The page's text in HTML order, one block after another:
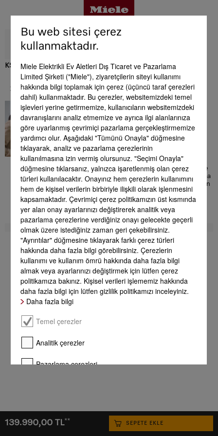
Avantajlar
Ürün detayları
Aksesuar
Servis & Destek
Yan yana kombinasyon
139.990,00 TL** SEPETE EKLE
KS 4383 DD
Servis & Destek
İyi bir his
Burada size Miele ürünleriyle
bağlantılı olarak yardımcı
olabilecek kapsamlı bilgiler
bulabilirsiniz. Ön aşamadaki
satın alma danışmanlığından,
cihazın evinizdeki kurulumuna
kadar uzanan kapsamlı çerçeve
teklif veya mükemmel kullanıma
ilişkin detaylı bilgiler. Her zaman
yanınızdayız - hizmetinizde
olduğumuzu unutmayınız!
Bu web sitesi çerez
kullanmaktadır.
Miele Elektrikli Ev Aletleri Dış Ticaret ve Pazarlama
Limited Şirketi ("Miele"), ziyaretçilerin siteyi kullanımı
hakkında bilgi toplamak için çerez (üçüncü taraf çerezleri
dahil) kullanmaktadır. Bu çerezler, websitemizdeki temel
işlevleri yerine getirmemize, kullanıcıların websitemizdeki
davranışlarını analiz etmemize ve ayrıca ilgi alanlarınıza
göre uyarlanmış çevrimiçi pazarlama gerçekleştirmemize
yardımcı olur. Aşağıdaki "Tümünü Onayla" düğmesine
tıklayarak, analiz ve pazarlama çerezlerinin
kullanılmasına izin vermiş olursunuz. "Seçimi Onayla"
düğmesine tıklarsanız, yalnızca işaretlenmiş olan çerez
türleri kullanılacaktır. Onayınız hem çerezlerin kullanımını
hem de kişisel verilerin birbiriyle ilişkili olarak işlenmesini
kapsamaktadır. Çevrimiçi çerez politikamızın üst kısmında
yer alan onay ayarlarınızı değiştirerek analitik veya
pazarlama çerezlerine verdiğiniz onayı gelecekte geçerli
olmak üzere istediğiniz zaman geri çekebilirsiniz.
"Ayrıntılar" düğmesine tıklayarak farklı çerez türleri
hakkında daha fazla bilgi görebilirsiniz. Çerezlerin
kullanımı ve kullanım ömrü hakkında daha fazla bilgi
almak veya ayarlarınızı değiştirmek için lütfen çerez
politikamıza bakınız. Kişisel verileri işlememiz hakkında
daha fazla bilgi için lütfen gizlilik politikamızı inceleyiniz.
Daha fazla bilgi
Temel çerezler
Analitik çerezler
Pazarlama çerezleri
Tamamını onayla